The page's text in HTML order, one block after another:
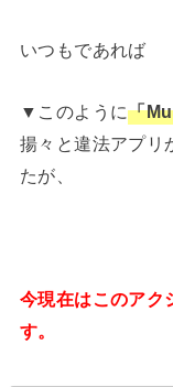
いつもであれば
▼このように「
揚々と違法アプリ
たが、
今現在はこのアク
す。